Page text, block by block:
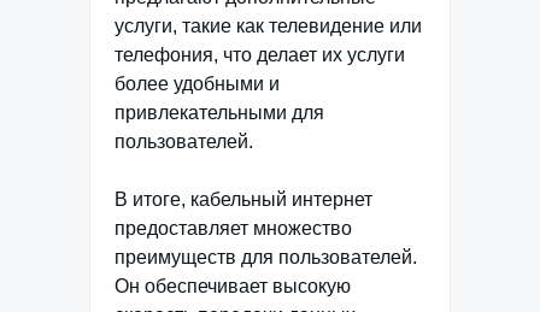
услуги, такие как телевидение или
телефония, что делает их услуги
более удобными и
привлекательными для
пользователей.
В итоге, кабельный интернет
предоставляет множество
преимуществ для пользователей.
Он обеспечивает высокую